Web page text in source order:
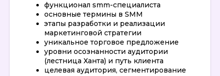
функционал smm-специалиста
основные термины в SMM
этапы разработки и реализации
маркетинговой стратегии
уникальное торговое предложение
уровни осознанности аудитории
(лестница Ханта) и путь клиента
целевая аудитория, сегментирование